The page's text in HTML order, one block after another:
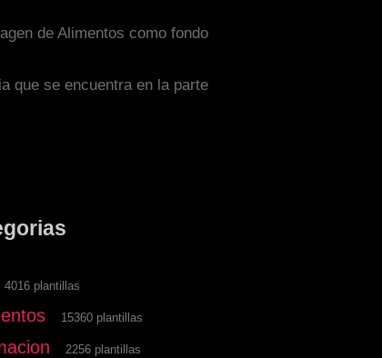
de Alimentos como fondo
que se encuentra en la parte
4016 plantillas
15360 plantillas
2256 plantillas